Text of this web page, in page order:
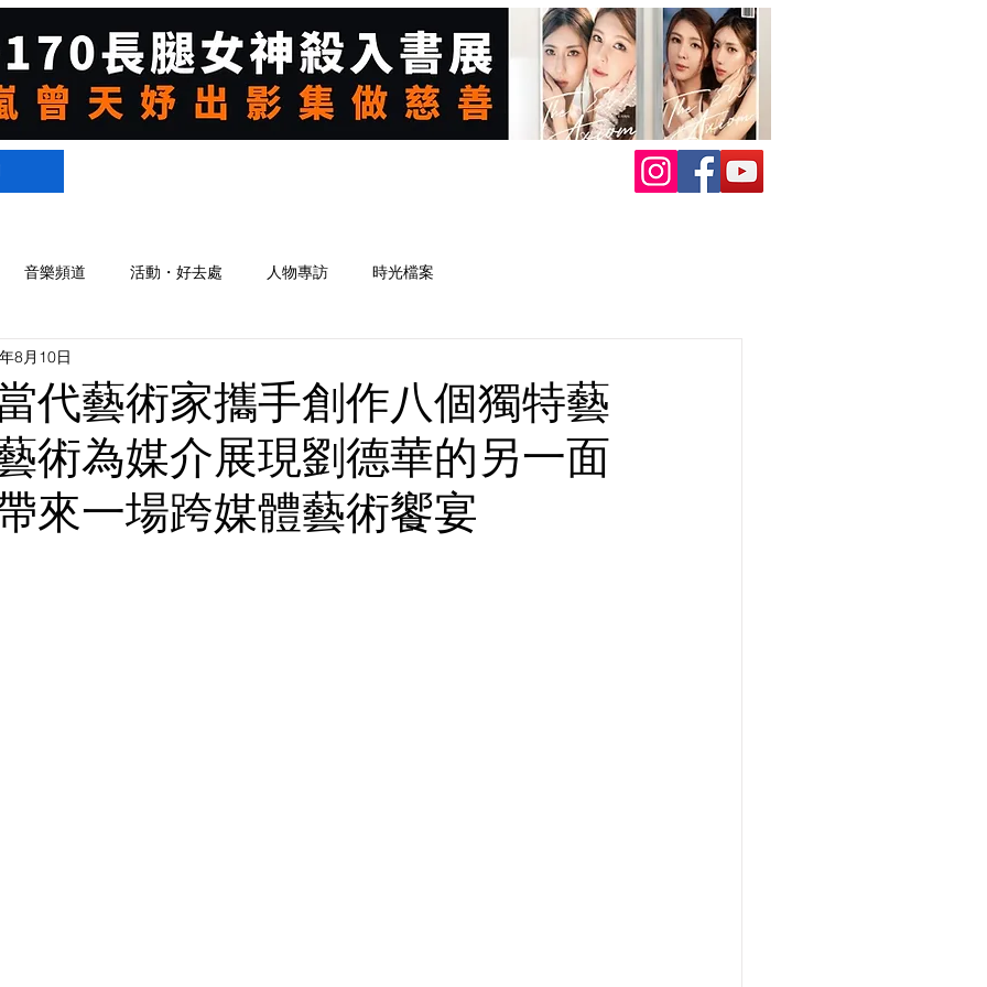
音樂頻道 活動・好去處 人物專訪 時光檔案
代藝術家攜手創作八個獨特藝
術為媒介展現劉德華的另一面
來一場跨媒體藝術饗宴
8月10日